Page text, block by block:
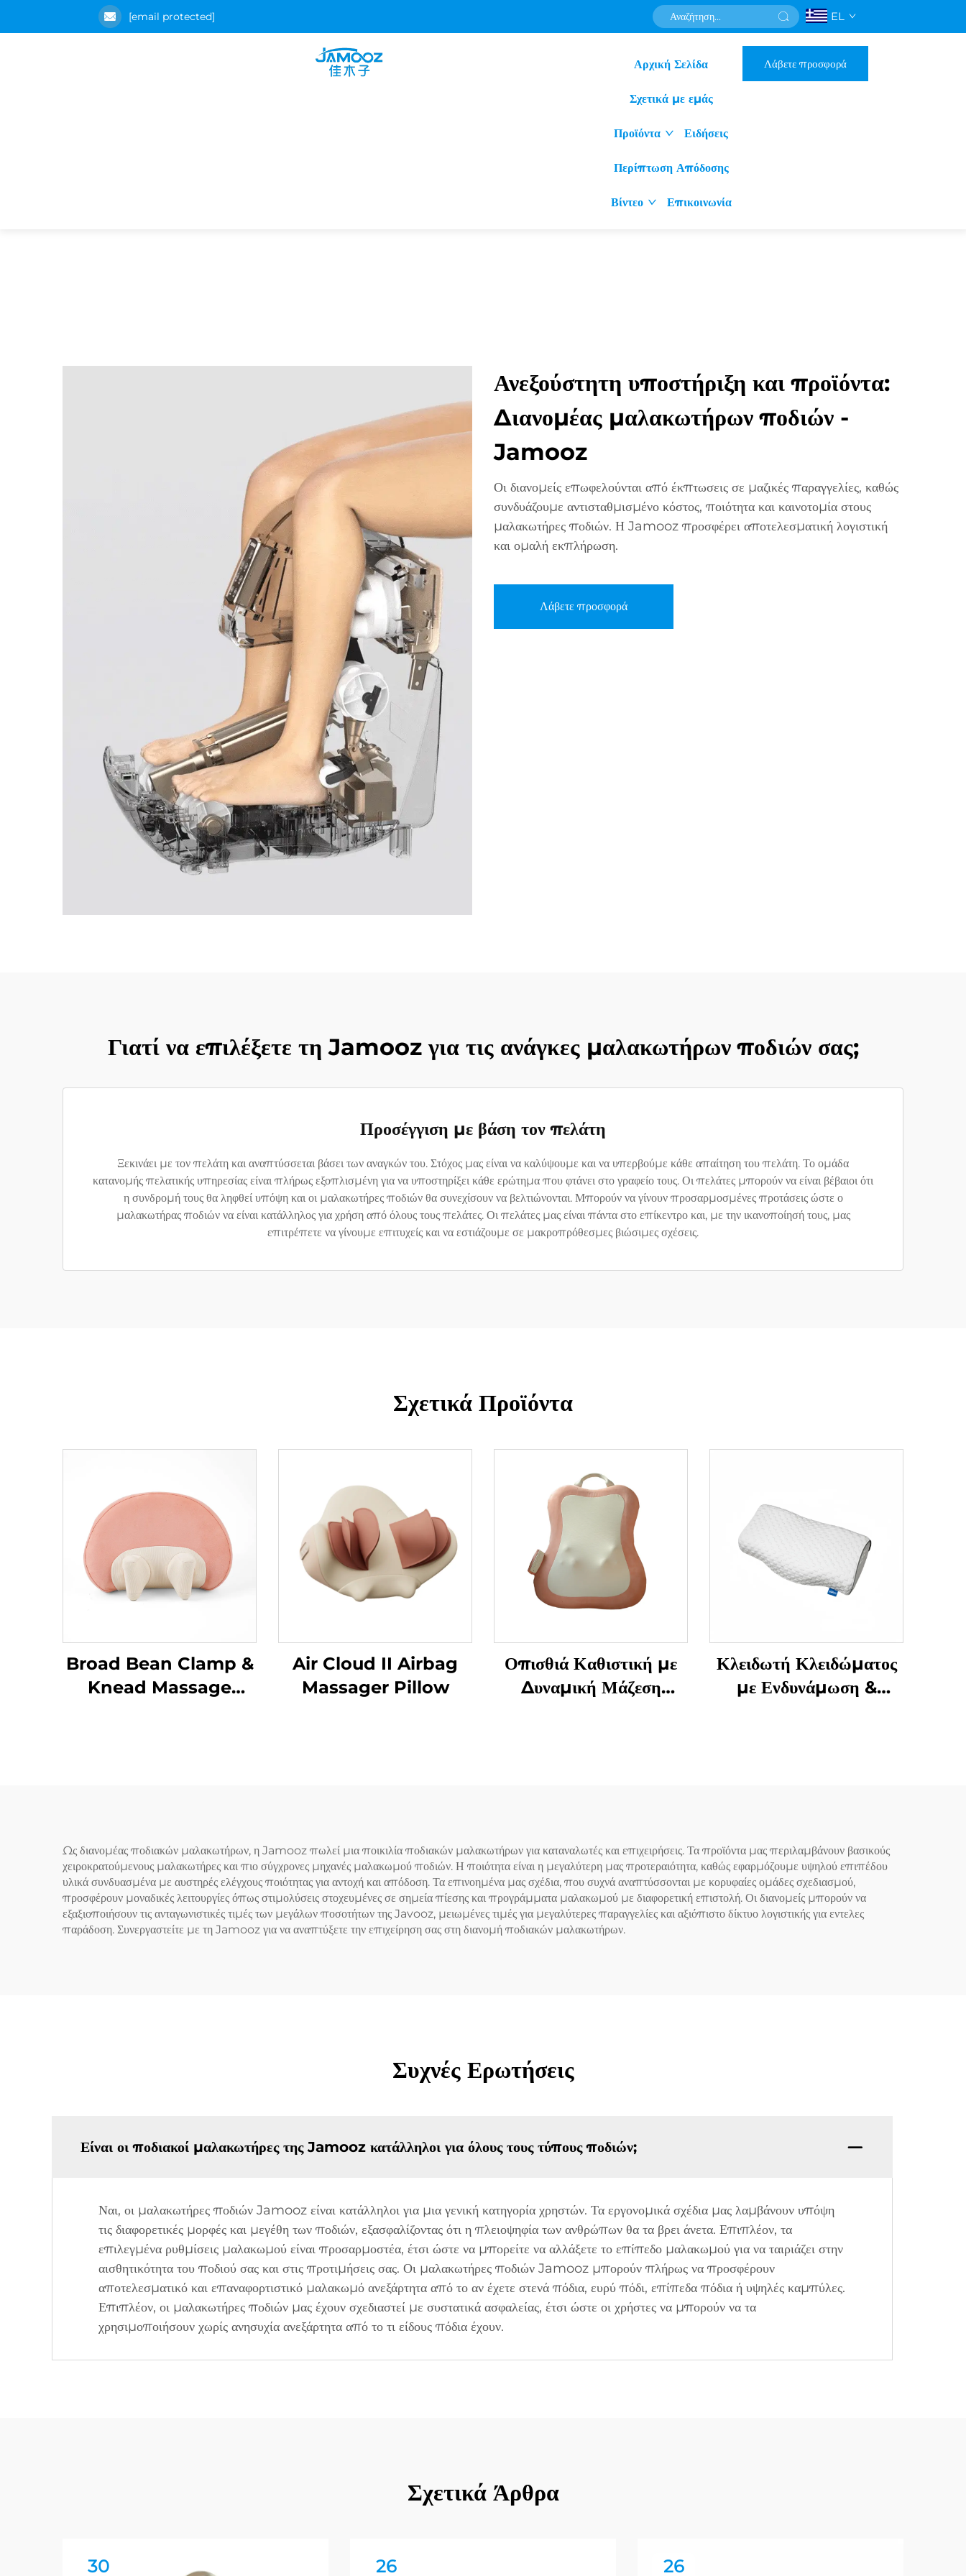
[email protected] EL
Αρχική Σελίδα
Σχετικά με εμάς
Προϊόντα Ειδήσεις
Περίπτωση Απόδοσης
Βίντεο Επικοινωνία
Λάβετε προσφορά
Ανεξούστητη υποστήριξη και προϊόντα:
Διανομέας μαλακωτήρων ποδιών -
Jamooz
Οι διανομείς επωφελούνται από έκπτωσεις σε μαζικές παραγγελίες, καθώς
συνδυάζουμε αντισταθμισμένο κόστος, ποιότητα και καινοτομία στους
μαλακωτήρες ποδιών. Η Jamooz προσφέρει αποτελεσματική λογιστική
και ομαλή εκπλήρωση.
Λάβετε προσφορά
Γιατί να επιλέξετε τη Jamooz για τις ανάγκες μαλακωτήρων ποδιών σας;
Προσέγγιση με βάση τον πελάτη
Ξεκινάει με τον πελάτη και αναπτύσσεται βάσει των αναγκών του. Στόχος μας είναι να καλύψουμε και να υπερβούμε κάθε απαίτηση του πελάτη. Το ομάδα
κατανομής πελατικής υπηρεσίας είναι πλήρως εξοπλισμένη για να υποστηρίξει κάθε ερώτημα που φτάνει στο γραφείο τους. Οι πελάτες μπορούν να είναι βέβαιοι ότι
η συνδρομή τους θα ληφθεί υπόψη και οι μαλακωτήρες ποδιών θα συνεχίσουν να βελτιώνονται. Μπορούν να γίνουν προσαρμοσμένες προτάσεις ώστε ο
μαλακωτήρας ποδιών να είναι κατάλληλος για χρήση από όλους τους πελάτες. Οι πελάτες μας είναι πάντα στο επίκεντρο και, με την ικανοποίησή τους, μας
επιτρέπετε να γίνουμε επιτυχείς και να εστιάζουμε σε μακροπρόθεσμες βιώσιμες σχέσεις.
Σχετικά Προϊόντα
Broad Bean Clamp &
Knead Massage
Air Cloud II Airbag
Massager Pillow
Οπισθιά Καθιστική με
Δυναμική Μάζεση
Κλειδωτή Κλειδώματος
με Ενδυνάμωση &
Ως διανομέας ποδιακών μαλακωτήρων, η Jamooz πωλεί μια ποικιλία ποδιακών μαλακωτήρων για καταναλωτές και επιχειρήσεις. Τα προϊόντα μας περιλαμβάνουν βασικούς
χειροκρατούμενους μαλακωτήρες και πιο σύγχρονες μηχανές μαλακωμού ποδιών. Η ποιότητα είναι η μεγαλύτερη μας προτεραιότητα, καθώς εφαρμόζουμε υψηλού επιπέδου
υλικά συνδυασμένα με αυστηρές ελέγχους ποιότητας για αντοχή και απόδοση. Τα επινοημένα μας σχέδια, που συχνά αναπτύσσονται με κορυφαίες ομάδες σχεδιασμού,
προσφέρουν μοναδικές λειτουργίες όπως στιμολύσεις στοχευμένες σε σημεία πίεσης και προγράμματα μαλακωμού με διαφορετική επιστολή. Οι διανομείς μπορούν να
εξαξιοποιήσουν τις ανταγωνιστικές τιμές των μεγάλων ποσοτήτων της Javooz, μειωμένες τιμές για μεγαλύτερες παραγγελίες και αξιόπιστο δίκτυο λογιστικής για εντελες
παράδοση. Συνεργαστείτε με τη Jamooz για να αναπτύξετε την επιχείρηση σας στη διανομή ποδιακών μαλακωτήρων.
Συχνές Ερωτήσεις
Είναι οι ποδιακοί μαλακωτήρες της Jamooz κατάλληλοι για όλους τους τύπους ποδιών;
Ναι, οι μαλακωτήρες ποδιών Jamooz είναι κατάλληλοι για μια γενική κατηγορία χρηστών. Τα εργονομικά σχέδια μας λαμβάνουν υπόψη
τις διαφορετικές μορφές και μεγέθη των ποδιών, εξασφαλίζοντας ότι η πλειοψηφία των ανθρώπων θα τα βρει άνετα. Επιπλέον, τα
επιλεγμένα ρυθμίσεις μαλακωμού είναι προσαρμοστέα, έτσι ώστε να μπορείτε να αλλάξετε το επίπεδο μαλακωμού για να ταιριάζει στην
αισθητικότητα του ποδιού σας και στις προτιμήσεις σας. Οι μαλακωτήρες ποδιών Jamooz μπορούν πλήρως να προσφέρουν
αποτελεσματικό και επαναφορτιστικό μαλακωμό ανεξάρτητα από το αν έχετε στενά πόδια, ευρύ πόδι, επίπεδα πόδια ή υψηλές καμπύλες.
Επιπλέον, οι μαλακωτήρες ποδιών μας έχουν σχεδιαστεί με συστατικά ασφαλείας, έτσι ώστε οι χρήστες να μπορούν να τα
χρησιμοποιήσουν χωρίς ανησυχία ανεξάρτητα από το τι είδους πόδια έχουν.
Σχετικά Άρθρα
30 26 26